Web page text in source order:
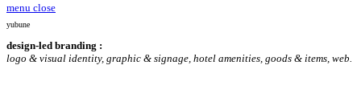
menu close
yubune
design-led branding :
logo & visual identity, graphic & signage, hotel amenities, goods & items, web.